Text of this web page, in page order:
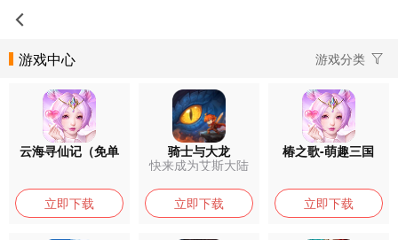
游戏中心 游戏分类
云海寻仙记（免单
立即下载
骑士与大龙
快来成为艾斯大陆
立即下载
椿之歌-萌趣三国
立即下载